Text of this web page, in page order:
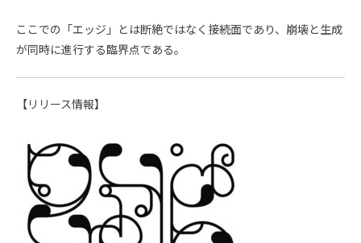
ここでの「エッジ」とは断絶ではなく接続面であり、崩壊と生成
が同時に進行する臨界点である。
【リリース情報】